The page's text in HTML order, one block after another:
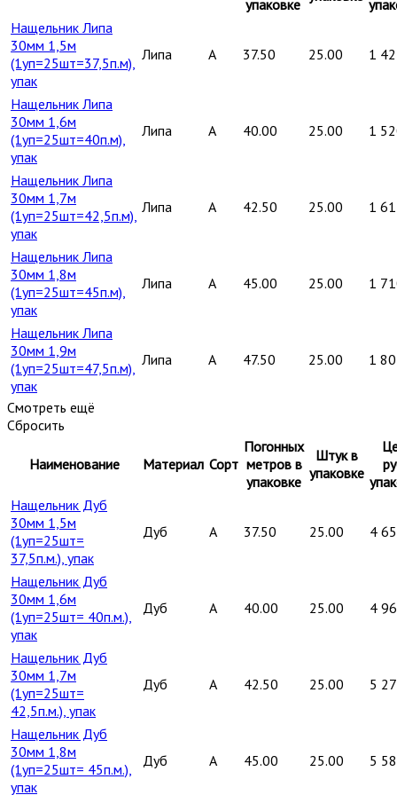
упаковке
Нащельник Липа
30мм 1,5м
(1уп=25шт=37,5п.м),
упак
Липа A 37.50 25.00 1
Нащельник Липа
30мм 1,6м
(1уп=25шт=40п.м),
упак
Липа A 40.00 25.00 1
Нащельник Липа
30мм 1,7м
(1уп=25шт=42,5п.м),
упак
Липа A 42.50 25.00 1
Нащельник Липа
30мм 1,8м
(1уп=25шт=45п.м),
упак
Липа A 45.00 25.00 1
Нащельник Липа
30мм 1,9м
(1уп=25шт=47,5п.м),
упак
Липа A 47.50 25.00 1
Смотреть ещё
Сбросить
Наименование Материал Сорт
Погонных
метров в
упаковке
Штук в
упаковке
Нащельник Дуб
30мм 1,5м
(1уп=25шт=
37,5п.м.), упак
Дуб A 37.50 25.00 4
Нащельник Дуб
30мм 1,6м
(1уп=25шт= 40п.м.),
упак
Дуб A 40.00 25.00 4
Нащельник Дуб
30мм 1,7м
(1уп=25шт=
42,5п.м.), упак
Дуб A 42.50 25.00 5
Нащельник Дуб
30мм 1,8м
(1уп=25шт= 45п.м.),
упак
Дуб A 45.00 25.00 5